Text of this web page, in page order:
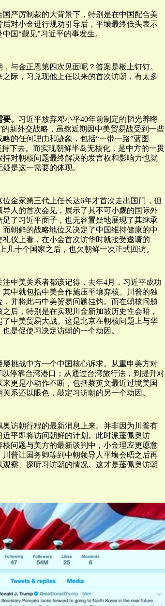
严厉制裁的大背景下，特别是在中国配合美
对小金进行规劝引导后，平壤最终低头表示
国“觐见”习近平的事发生。
与金正恩第四次见面呢？答案是板上钉钉。
际，习兑现他上任以来的首次访朝，有太多
。 习近平放弃邓小平40年前制定的韬光养晦
新外交战略，虽然近期因中美贸易战受到一些
的任何理由和迹象，包括“一带一路”蓝图
下去。而实现朝鲜半岛无核化，是中方的一贯
对朝核问题最终解决的发言权和影响力也就
是这一需要的体现。
位金家第三代上任长达6年才首次走出国门，但
人的首次会见，展示了其不可小觑的国际外
了习近平面子，也无容置疑地展现了其继承
朝鲜的战略地位又决定了中国维持健康的中
仪上看，在小金首次访华时就接受邀请的
几十个国家之后，也欠朝鲜一次正式回访。
注中美关系者都该记得，去年4月，习近平成功
中就包括中美合作施压平壤弃核。川普的独
并将此与中美贸易问题挂钩。而在朝核问题
后，特别是在实现川金新加坡历史性会晤，
中美贸易大战。这是北京在朝核问题上与华
是促使习决定访朝的一个动因。
挑战中方一个中国核心诉求。从重申美方对
停靠台湾港口；从通过台湾旅行法，到提升对
更是小动作不断，包括蔡英文最近过境美国
系还以眼色，敲定习访朝的另一个动因。
奥访朝行程的最新消息上来。并非因为川普有
平即将访问朝鲜的计划。此时派蓬佩奥访
问题与美方的最新谈判中，小金理应更愿意
普让国务卿等到中朝领导人平壤会晤之后再
察、探听习访朝的情况。这才是蓬佩奥访朝